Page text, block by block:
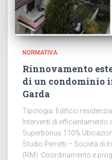
NORMATIVA
Rinnovamento
di un condominio
Garda
Tipologia: Edificio
Interventi di
Superbonus 110%
Studio Perretti – Società di
(RM) Coordinamento e